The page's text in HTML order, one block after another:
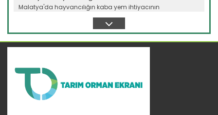
Malatya'da hayvancılığın kaba yem ihtiyacının